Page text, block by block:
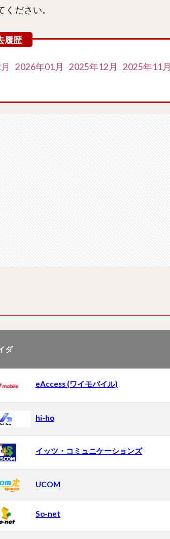
ださい。
2026年01月 2025年12月 2025年11月
ダ
eAccess (ワイモバイル)
hi-ho
イッツ・コミュニケーションズ
UCOM
So-net